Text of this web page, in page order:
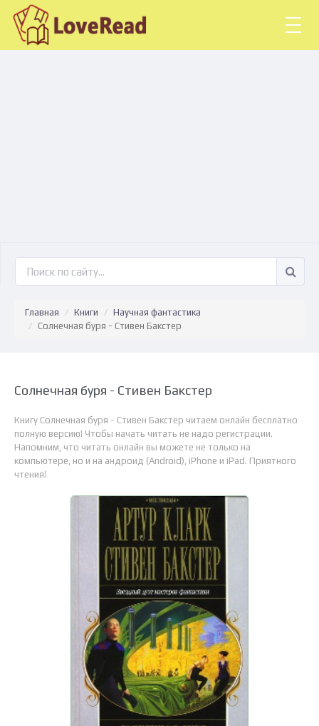
Главная Книги
Научная фантастика
Солнечная буря - Стивен Бакстер
Солнечная буря - Стивен Бакстер
Книгу Солнечная буря - Стивен Бакстер читаем онлайн бесплатно
полную версию! Чтобы начать читать не надо регистрации.
Напомним, что читать онлайн вы можете не только на
компьютере, но и на андроид (Android), iPhone и iPad. Приятного
чтения!